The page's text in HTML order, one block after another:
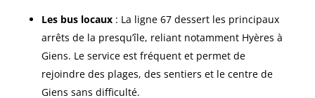
Les bus locaux: La ligne 67 dessert les principaux
arrêts de la presqu’île, reliant notamment Hyères à
Giens. Le service est fréquent et permet de
rejoindre des plages, des sentiers et le centre de
Giens sans difficulté.